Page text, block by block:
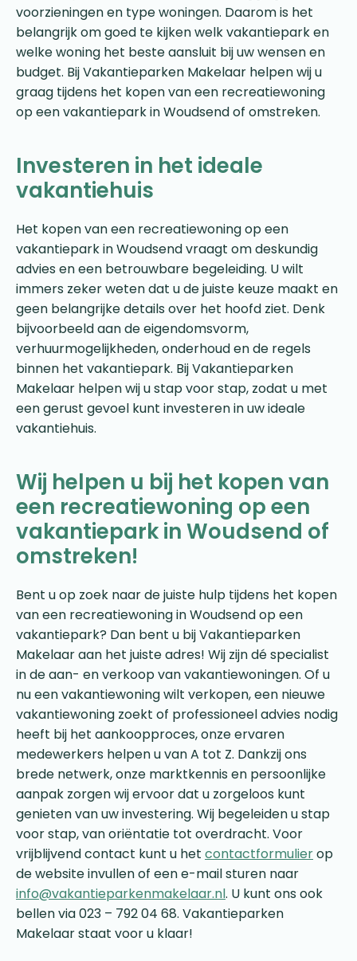
voorzieningen en type woningen. Daarom is het
belangrijk om goed te kijken welk vakantiepark en
welke woning het beste aansluit bij uw wensen en
budget. Bij Vakantieparken Makelaar helpen wij u
graag tijdens het kopen van een recreatiewoning
op een vakantiepark in Woudsend of omstreken.
Investeren in het ideale
vakantiehuis
Het kopen van een recreatiewoning op een
vakantiepark in Woudsend vraagt om deskundig
advies en een betrouwbare begeleiding. U wilt
immers zeker weten dat u de juiste keuze maakt en
geen belangrijke details over het hoofd ziet. Denk
bijvoorbeeld aan de eigendomsvorm,
verhuurmogelijkheden, onderhoud en de regels
binnen het vakantiepark. Bij Vakantieparken
Makelaar helpen wij u stap voor stap, zodat u met
een gerust gevoel kunt investeren in uw ideale
vakantiehuis.
Wij helpen u bij het kopen van
een recreatiewoning op een
vakantiepark in Woudsend of
omstreken!
Bent u op zoek naar de juiste hulp tijdens het kopen
van een recreatiewoning in Woudsend op een
vakantiepark? Dan bent u bij Vakantieparken
Makelaar aan het juiste adres! Wij zijn dé specialist
in de aan- en verkoop van vakantiewoningen. Of u
nu een vakantiewoning wilt verkopen, een nieuwe
vakantiewoning zoekt of professioneel advies nodig
heeft bij het aankoopproces, onze ervaren
medewerkers helpen u van A tot Z. Dankzij ons
brede netwerk, onze marktkennis en persoonlijke
aanpak zorgen wij ervoor dat u zorgeloos kunt
genieten van uw investering. Wij begeleiden u stap
voor stap, van oriëntatie tot overdracht. Voor
vrijblijvend contact kunt u het contactformulierop
de website invullen of een e-mail sturen naar
info@vakantieparkenmakelaar.nl. U kunt ons ook
bellen via 023 – 792 04 68. Vakantieparken
Makelaar staat voor u klaar!